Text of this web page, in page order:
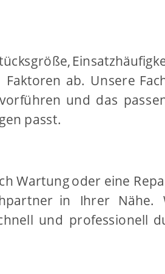
Faktoren ab. Unsere
vorführen und das
passt.
Wartungoder eine
in Ihrer Nähe.
und professionell